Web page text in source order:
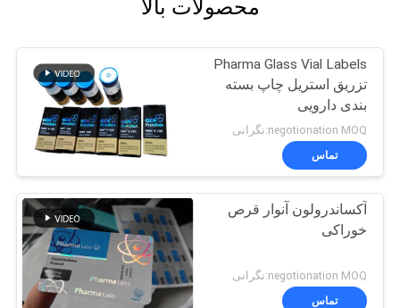
محصولات بالا
Pharma Glass Vial Labels
تزریق استریل چاپ بسته
بندی دارویی
negotionation MOQ:نگرانی
تماس
آکساندرولون آنوار قرص
خوراکی
negotionation MOQ:نگرانی
تماس